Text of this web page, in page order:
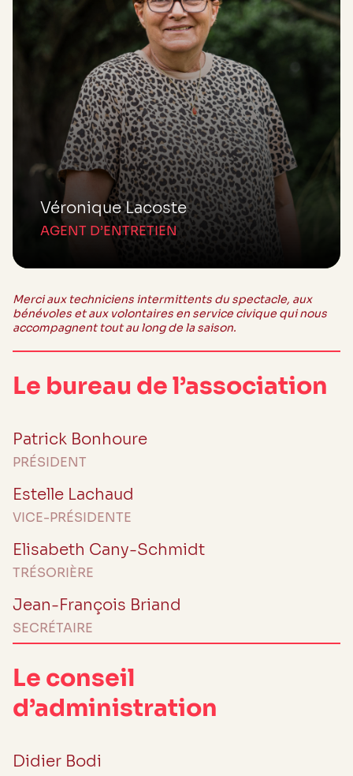
Véronique Lacoste
AGENT D’ENTRETIEN
Merci aux techniciens intermittents du spectacle, aux
bénévoles et aux volontaires en service civique qui nous
accompagnent tout au long de la saison.
Le bureau de l’association
Patrick Bonhoure
PRÉSIDENT
Estelle Lachaud
VICE-PRÉSIDENTE
Elisabeth Cany-Schmidt
TRÉSORIÈRE
Jean-François Briand
SECRÉTAIRE
Le conseil
d’administration
Didier Bodi